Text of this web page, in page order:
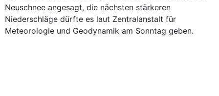
Neuschnee angesagt, die nächsten stärkeren
Niederschläge dürfte es laut Zentralanstalt für
Meteorologie und Geodynamik am Sonntag geben.